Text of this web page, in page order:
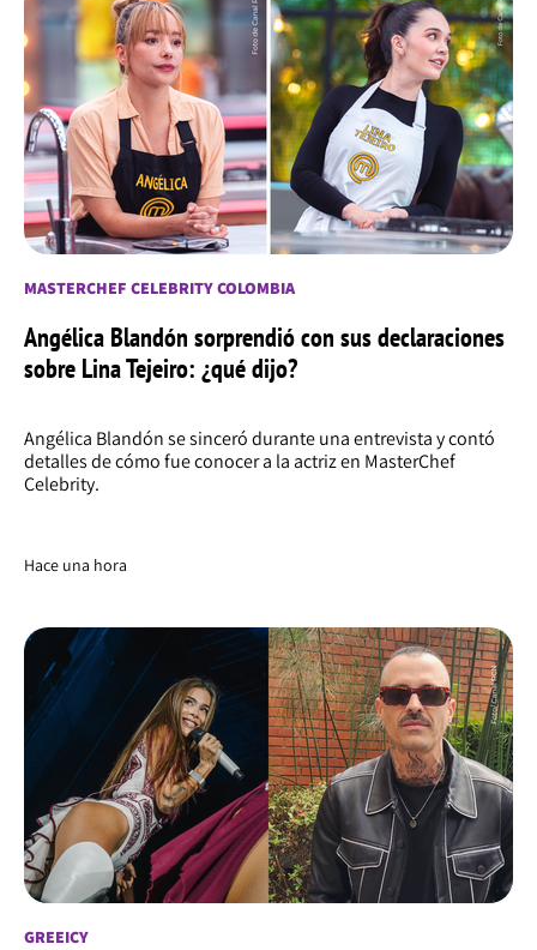
MASTERCHEF CELEBRITY COLOMBIA
Angélica Blandón sorprendió con sus declaraciones
sobre Lina Tejeiro: ¿qué dijo?
Angélica Blandón se sinceró durante una entrevista y contó
detalles de cómo fue conocer a la actriz en MasterChef
Celebrity.
Hace una hora
GREEICY